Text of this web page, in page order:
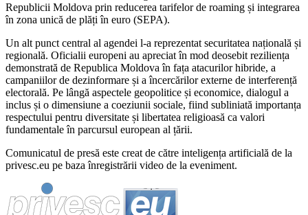
Republicii Moldova prin reducerea tarifelor de roaming și integrarea
în zona unică de plăți în euro (SEPA).
Un alt punct central al agendei l-a reprezentat securitatea națională și
regională. Oficialii europeni au apreciat în mod deosebit reziliența
demonstrată de Republica Moldova în fața atacurilor hibride, a
campaniilor de dezinformare și a încercărilor externe de interferență
electorală. Pe lângă aspectele geopolitice și economice, dialogul a
inclus și o dimensiune a coeziunii sociale, fiind subliniată importanța
respectului pentru diversitate și libertatea religioasă ca valori
fundamentale în parcursul european al țării.
Comunicatul de presă este creat de către inteligența artificială de la
privesc.eu pe baza înregistrării video de la eveniment.